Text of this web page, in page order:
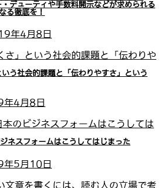
デューティや手数料開示などが求められる
る徹底を！
年4月8日
う社会的課題と「伝わりやすさ」という
4月8日
ネスフォームはこうしてはじまった
年5月10日